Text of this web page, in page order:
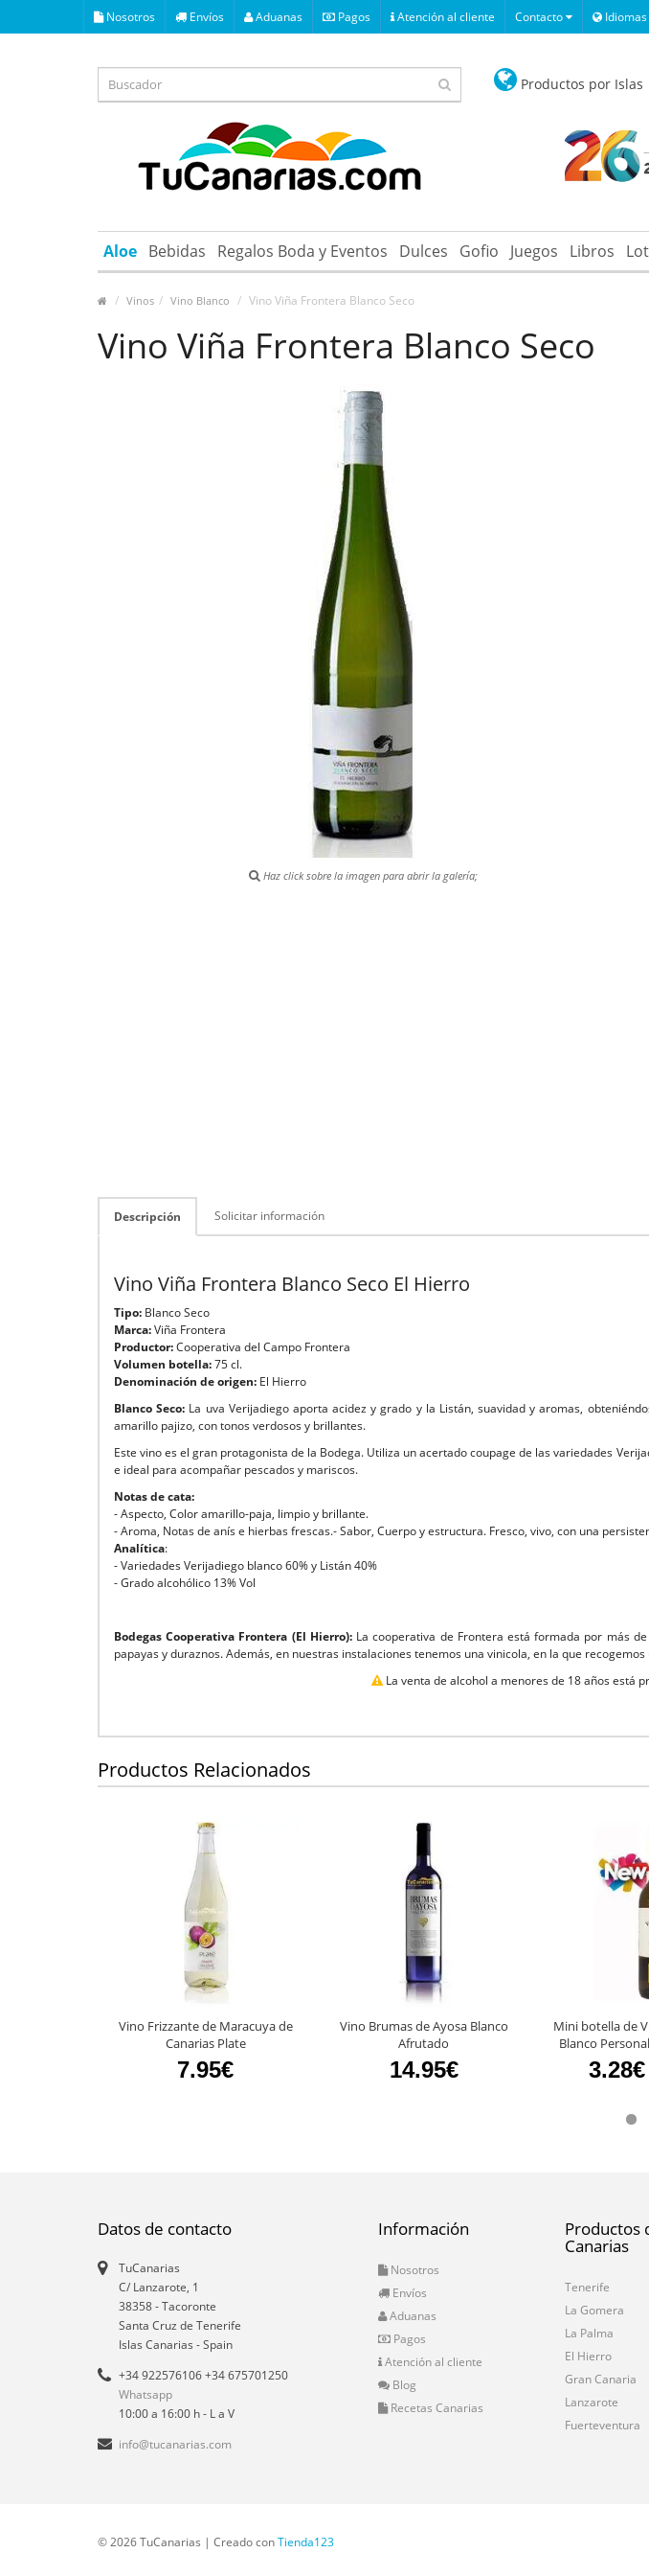
Nosotros Envíos Aduanas Pagos Atención al cliente Contacto Idiomas
Productos por Islas
Aloe Bebidas Regalos Boda y Eventos Dulces Gofio Juegos Libros
Vinos Vino Blanco Vino Viña Frontera Blanco Seco
Vino Viña Frontera Blanco Seco
Haz click sobre la imagen para abrir la galería;
Descripción Solicitar información
Vino Viña Frontera Blanco Seco El Hierro
Tipo: Blanco Seco
Marca:Viña Frontera
Productor:Cooperativa del Campo Frontera
Volumen botella:75 cl.
Denominación de origen: El Hierro
Blanco Seco: La uva Verijadiego aporta acidez y grado y la Listán, suavidad y aromas,
amarillo pajizo, con tonos verdosos y brillantes.
Este vino es el gran protagonista de la Bodega. Utiliza un acertado coupage de las variedades
e ideal para acompañar pescados y mariscos.
Notas de cata:
- Aspecto, Color amarillo-paja, limpio y brillante.
- Aroma, Notas de anís e hierbas frescas.- Sabor, Cuerpo y estructura. Fresco, vivo, con una
Analítica:
- Variedades Verijadiego blanco 60% y Listán 40%
- Grado alcohólico 13% Vol
Bodegas Cooperativa Frontera (El Hierro): La cooperativa de Frontera está formada por más
papayas y duraznos. Además, en nuestras instalaciones tenemos una vinicola, en la que
La venta de alcohol a menores de 18 años está
Productos Relacionados
Vino Frizzante de Maracuya de
Canarias Plate
7.95€
Vino Brumas de Ayosa Blanco
Afrutado
14.95€
Mini botella de
Blanco
3.28€
Datos de contacto
TuCanarias
C/ Lanzarote, 1
38358-Tacoronte
Santa Cruz de Tenerife
Islas Canarias - Spain
+34 922576106 +34 675701250
Whatsapp
10:00 a 16:00 h - L a V
info@tucanarias.com
Información
Nosotros
Envíos
Aduanas
Pagos
Atención al cliente
Blog
Recetas Canarias
Productos
Canarias
Tenerife
La Gomera
La Palma
El Hierro
Gran Canaria
Lanzarote
Fuerteventura
© 2026 TuCanarias | Creado conTienda123